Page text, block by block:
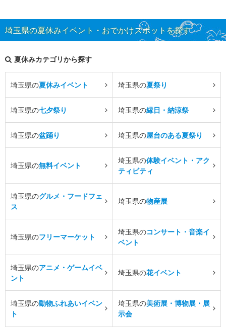
埼玉県の夏休みイベント・おでかけスポットを探す
夏休みカテゴリから探す
埼玉県の夏休みイベント 埼玉県の夏祭り
埼玉県の七夕祭り 埼玉県の縁日・納涼祭
埼玉県の盆踊り 埼玉県の屋台のある夏祭り
埼玉県の無料イベント
埼玉県の体験イベント・アク
ティビティ
埼玉県のグルメ・フードフェ
ス
埼玉県の物産展
埼玉県のフリーマーケット
埼玉県のコンサート・音楽イ
ベント
埼玉県のアニメ・ゲームイベ
ント
埼玉県の花イベント
埼玉県の動物ふれあいイベン
ト
埼玉県の美術展・博物展・展
示会